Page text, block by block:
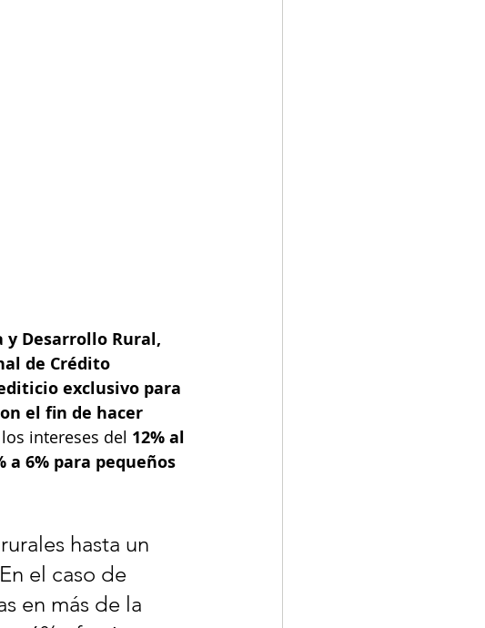
Desarrollo Rural,
de Crédito
exclusivo para
el fin de hacer
intereses del 12% al
6% para pequeños
hasta un
el caso de
en más de la